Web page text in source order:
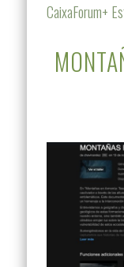
CaixaForum+